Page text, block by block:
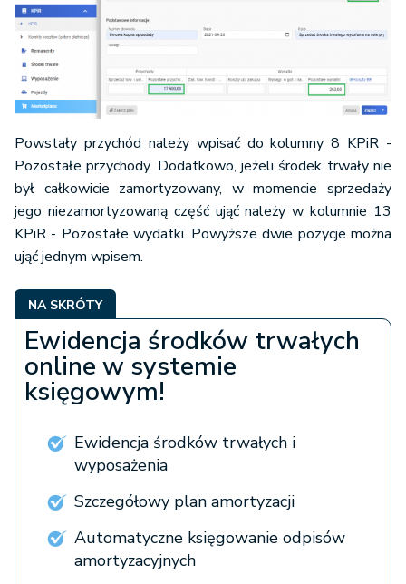
Powstały przychód należy wpisać do kolumny 8 KPiR -
Pozostałe przychody. Dodatkowo, jeżeli środek trwały nie
był całkowicie zamortyzowany, w momencie sprzedaży
jego niezamortyzowaną część ująć należy w kolumnie 13
KPiR - Pozostałe wydatki. Powyższe dwie pozycje można
ująć jednym wpisem.
NA SKRÓTY
Ewidencja środków trwałych
online w systemie
księgowym!
Ewidencja środków trwałych i
wyposażenia
Szczegółowy plan amortyzacji
Automatyczne księgowanie odpisów
amortyzacyjnych